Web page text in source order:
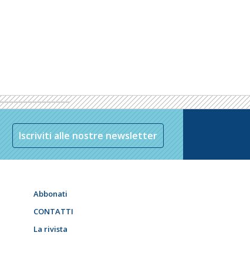
Iscriviti alle nostre newsletter
Abbonati
CONTATTI
La rivista